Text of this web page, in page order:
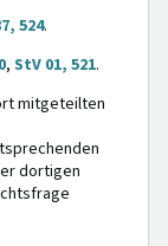
524.
, StV 01, 521.
mitgeteilten
dortigen